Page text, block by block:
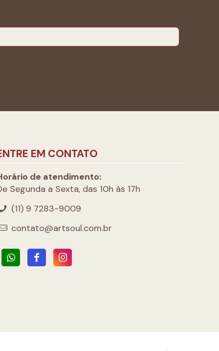
EM CONTATO
de atendimento:
Segunda a Sexta, das 10h às 17h
(11) 9 7283-9009
contato@artsoul.com.br